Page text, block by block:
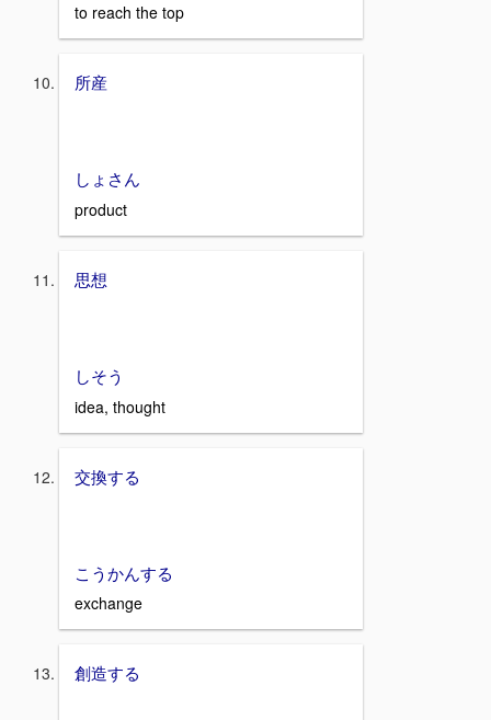
to reach the top
所産
しょさん
product
思想
しそう
idea, thought
交換する
こうかんする
exchange
創造する